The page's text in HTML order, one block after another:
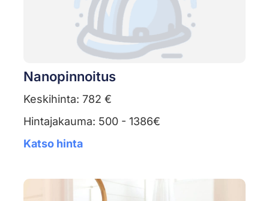
Nanopinnoitus
Keskihinta: 782 €
Hintajakauma: 500 - 1386€
Katso hinta